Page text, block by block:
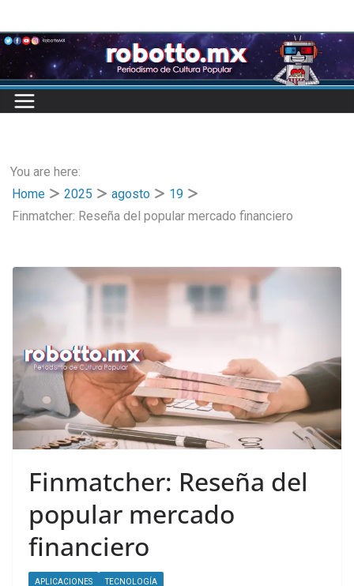
to
content
You are here:
Home
2025 agosto
19
Finmatcher: Reseña del popular mercado financiero
Finmatcher: Reseña del
popular mercado
financiero
APLICACIONES TECNOLOGÍA